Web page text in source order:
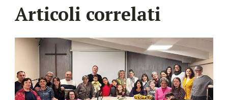
Articoli correlati